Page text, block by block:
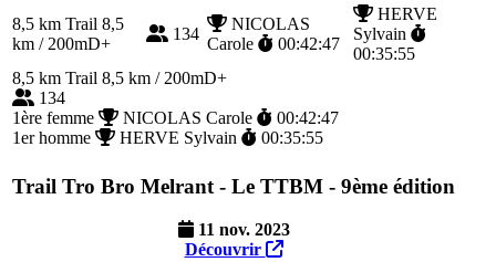
8,5 km Trail 8,5
km / 200mD+
134
NICOLAS
Carole
00:42:47
HERVE
Sylvain
00:35:55
8,5 km Trail 8,5 km / 200mD+
134
1ère femme
NICOLAS Carole
00:42:47
1er homme
HERVE Sylvain 00:35:55
Trail Tro Bro Melrant - Le TTBM - 9ème édition
11 nov. 2023
Découvrir